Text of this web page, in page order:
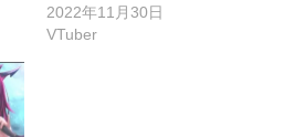
2022年11月30日
VTuber